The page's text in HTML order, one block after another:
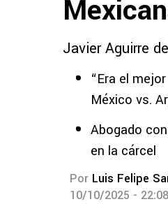
Javier Aguirre
“Era el
México vs.
Abogado
en la cárcel
Por Luis Felipe
10/10/2025 -